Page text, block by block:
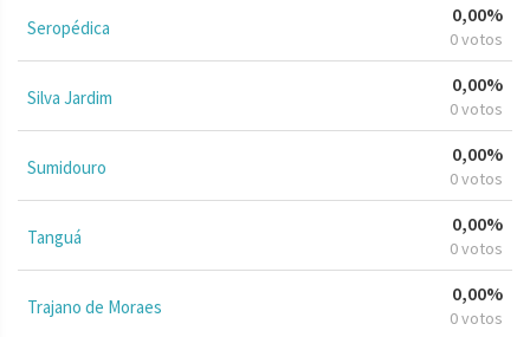
Seropédica
0,00%
0 votos
Silva Jardim
0,00%
0 votos
Sumidouro
0,00%
0 votos
Tanguá
0,00%
0 votos
Trajano de Moraes
0,00%
0 votos